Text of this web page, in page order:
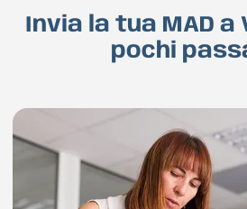
Invia la tua MAD a
pochi